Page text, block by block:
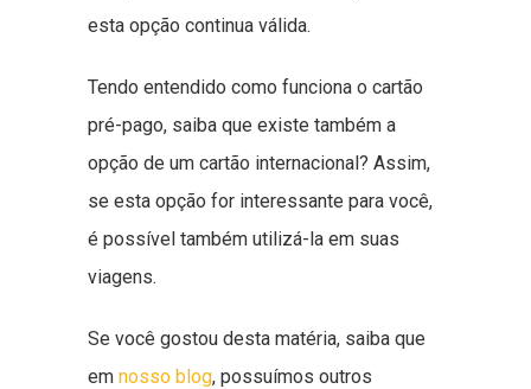
esta opção continua válida.
Tendo entendido como funciona o cartão
pré-pago, saiba que existe também a
opção de um cartão internacional? Assim,
se esta opção for interessante para você,
é possível também utilizá-la em suas
viagens.
Se você gostou desta matéria, saiba que
em nosso blog, possuímos outros